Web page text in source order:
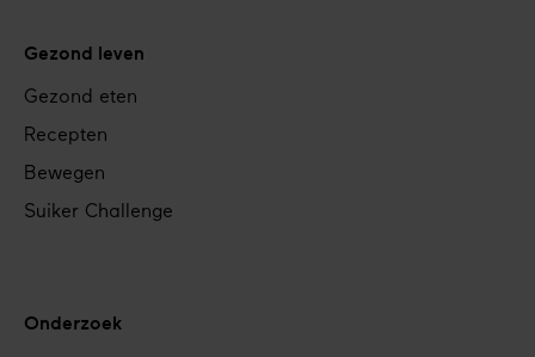
Gezond leven
Gezond eten
Recepten
Bewegen
Suiker Challenge
Onderzoek